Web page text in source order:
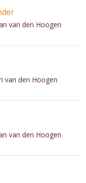
van den Hoogen
van den Hoogen
van den Hoogen